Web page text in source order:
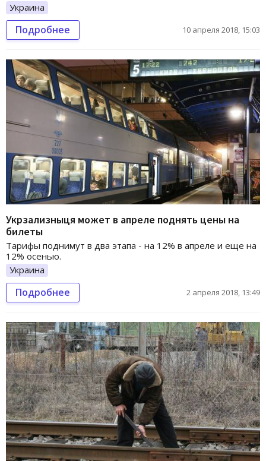
Украина
Подробнее 10 апреля 2018, 15:03
Укрзализныця может в апреле поднять цены на
билеты
Тарифы поднимут в два этапа - на 12% в апреле и еще на
12% осенью.
Украина
Подробнее 2 апреля 2018, 13:49